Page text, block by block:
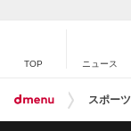
TOP ニュース
スポーツ